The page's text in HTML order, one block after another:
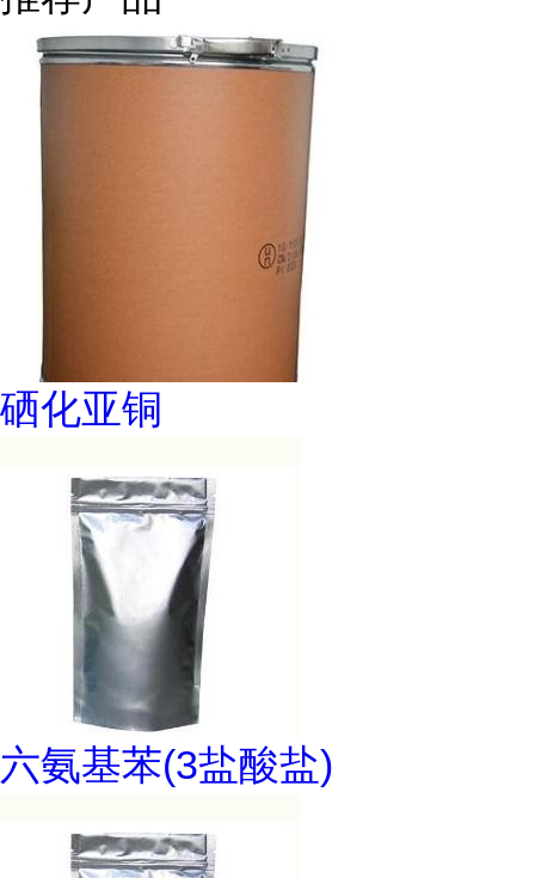
硒化亚铜
六氨基苯(3盐酸盐)